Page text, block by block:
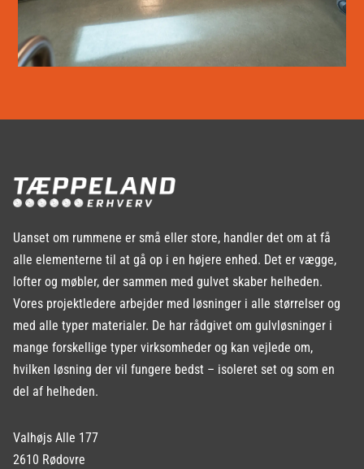
Uanset om rummene er små eller store, handler det om at få
alle elementerne til at gå op i en højere enhed. Det er vægge,
lofter og møbler, der sammen med gulvet skaber helheden.
Vores projektledere arbejder med løsninger i alle størrelser og
med alle typer materialer. De har rådgivet om gulvløsninger i
mange forskellige typer virksomheder og kan vejlede om,
hvilken løsning der vil fungere bedst – isoleret set og som en
del af helheden.
Valhøjs Alle 177
2610 Rødovre